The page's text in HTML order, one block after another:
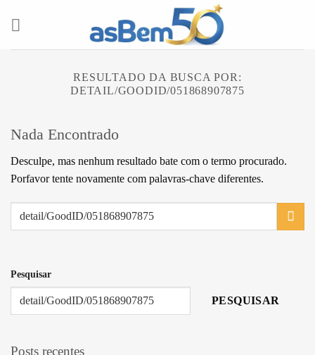
RESULTADO DA BUSCA POR:
DETAIL/GOODID/051868907875
Nada Encontrado
Desculpe, mas nenhum resultado bate com o termo procurado.
Porfavor tente novamente com palavras-chave diferentes.
Pesquisar
PESQUISAR
Posts recentes